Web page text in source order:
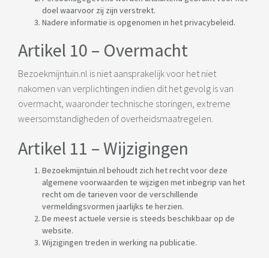
doel waarvoor zij zijn verstrekt.
Nadere informatie is opgenomen in het privacybeleid.
Artikel 10 – Overmacht
Bezoekmijntuin.nl is niet aansprakelijk voor het niet
nakomen van verplichtingen indien dit het gevolg is van
overmacht, waaronder technische storingen, extreme
weersomstandigheden of overheidsmaatregelen.
Artikel 11 – Wijzigingen
Bezoekmijntuin.nl behoudt zich het recht voor deze
algemene voorwaarden te wijzigen met inbegrip van het
recht om de tarieven voor de verschillende
vermeldingsvormen jaarlijks te herzien.
De meest actuele versie is steeds beschikbaar op de
website.
Wijzigingen treden in werking na publicatie.